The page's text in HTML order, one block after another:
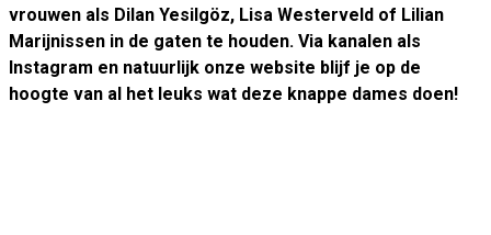
vrouwen als Dilan Yesilgöz, Lisa Westerveld of Lilian
Marijnissen in de gaten te houden. Via kanalen als
Instagram en natuurlijk onze website blijf je op de
hoogte van al het leuks wat deze knappe dames doen!